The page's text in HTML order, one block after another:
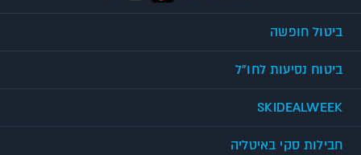
ביטול חופשה
ביטוח נסיעות לחו"ל
SKIDEALWEEK
חבילות סקי באיטליה